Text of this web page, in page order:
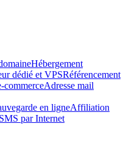
Hébergement
dédié et VPSRéférencement
commerceAdresse mail
en ligneAffiliation
par Internet